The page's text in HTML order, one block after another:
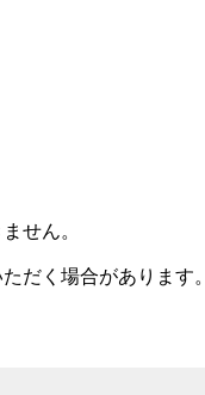
せん。
だく場合があります。